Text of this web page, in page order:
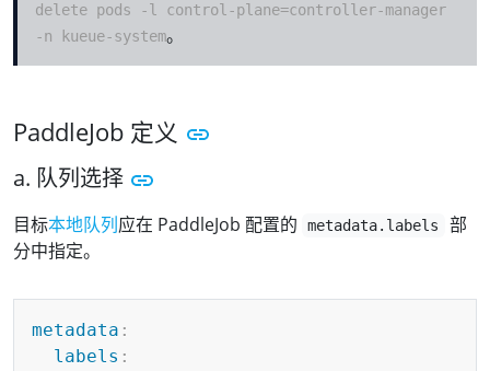
delete pods -l control-plane=controller-manager
-n kueue-system。
PaddleJob 定义
a. 队列选择
目标本地队列应在 PaddleJob 配置的 metadata.labels
部
分中指定。
metadata :
labels :